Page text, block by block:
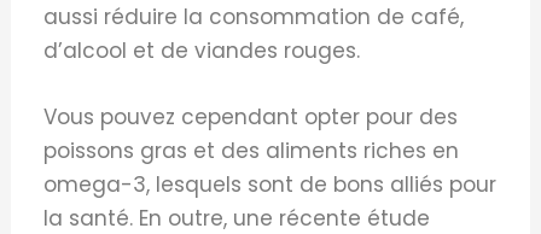
aussi réduire la consommation de café,
d’alcool et de viandes rouges.
Vous pouvez cependant opter pour des
poissons gras et des aliments riches en
omega-3, lesquels sont de bons alliés pour
la santé. En outre, une récente étude